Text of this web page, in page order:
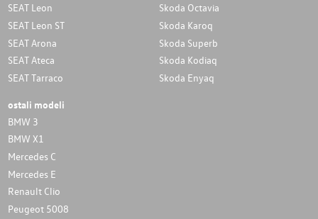
SEAT Leon
SEAT Leon ST
SEAT Arona
SEAT Ateca
SEAT Tarraco
Skoda Octavia
Skoda Karoq
Skoda Superb
Skoda Kodiaq
Skoda Enyaq
ostali modeli
BMW 3
BMW X1
Mercedes C
Mercedes E
Renault Clio
Peugeot 5008